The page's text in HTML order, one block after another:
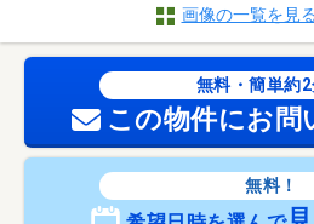
画像の一覧を見
無料・簡単約2
この物件にお問
無料！